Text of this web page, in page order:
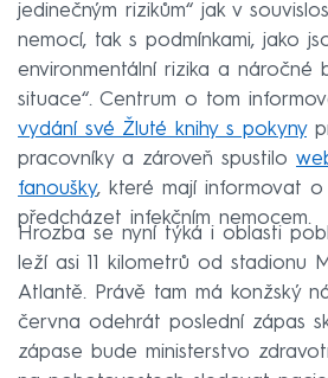
jedinečným rizikům“ jak v
nemocí, tak s podmínkami, jako
environmentální rizika a náročné
situace“. Centrum o tom
vydání své Žluté knihy s pokyny
pracovníky a zároveň spustilo
fanoušky, které mají informovat o
předcházet infekčním nemocem.
Hrozba se nyní týká i oblasti
leží asi 11 kilometrů od stadionu
Atlantě. Právě tam má konžský
června odehrát poslední zápas
zápase bude ministerstvo